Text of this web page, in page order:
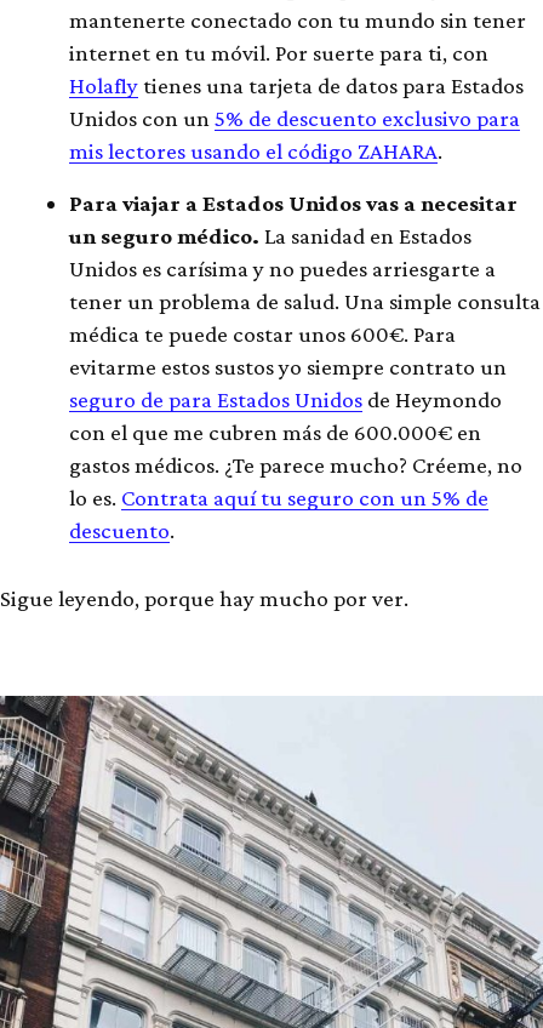
mantenerte conectado con tu mundo sin tener
internet en tu móvil. Por suerte para ti, con
Holaflytienes una tarjeta de datos para Estados
Unidos con un5% de descuento exclusivo para
mis lectores usando el código ZAHARA.
Para viajar a Estados Unidos vas a necesitar
un seguro médico. La sanidad en Estados
Unidos es carísima y no puedes arriesgarte a
tener un problema de salud. Una simple consulta
médica te puede costar unos 600€. Para
evitarme estos sustos yo siempre contrato un
seguro de para Estados Unidos de Heymondo
con el que me cubren más de 600.000€ en
gastos médicos. ¿Te parece mucho? Créeme, no
lo es. Contrata aquí tu seguro con un 5% de
descuento.
Sigue leyendo, porque hay mucho por ver.